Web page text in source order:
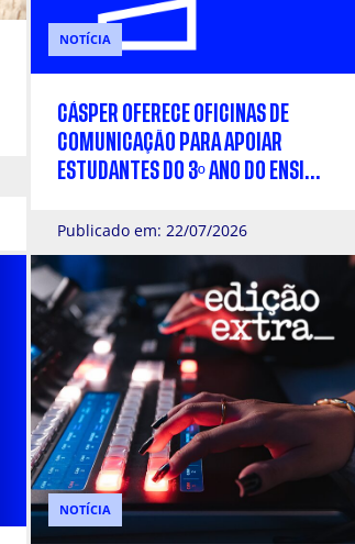
NOTÍCIA
CÁSPER OFERECE OFICINAS DE
COMUNICAÇÃO PARA APOIAR
ESTUDANTES DO 3º ANO DO ENSINO
Publicado em: 22/07/2026
NOTÍCIA